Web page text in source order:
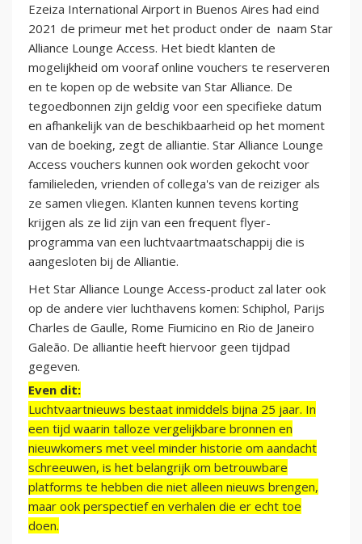
Ezeiza International Airport in Buenos Aires had eind
2021 de primeur met het product onder de naam Star
Alliance Lounge Access. Het biedt klanten de
mogelijkheid om vooraf online vouchers te reserveren
en te kopen op de website van Star Alliance. De
tegoedbonnen zijn geldig voor een specifieke datum
en afhankelijk van de beschikbaarheid op het moment
van de boeking, zegt de alliantie. Star Alliance Lounge
Access vouchers kunnen ook worden gekocht voor
familieleden, vrienden of collega's van de reiziger als
ze samen vliegen. Klanten kunnen tevens korting
krijgen als ze lid zijn van een frequent flyer-
programma van een luchtvaartmaatschappij die is
aangesloten bij de Alliantie.
Het Star Alliance Lounge Access-product zal later ook
op de andere vier luchthavens komen: Schiphol, Parijs
Charles de Gaulle, Rome Fiumicino en Rio de Janeiro
Galeão. De alliantie heeft hiervoor geen tijdpad
gegeven.
Even dit:
Luchtvaartnieuws bestaat inmiddels bijna 25 jaar. In
een tijd waarin talloze vergelijkbare bronnen en
nieuwkomers met veel minder historie om aandacht
schreeuwen, is het belangrijk om betrouwbare
platforms te hebben die niet alleen nieuws brengen,
maar ook perspectief en verhalen die er echt toe
doen.